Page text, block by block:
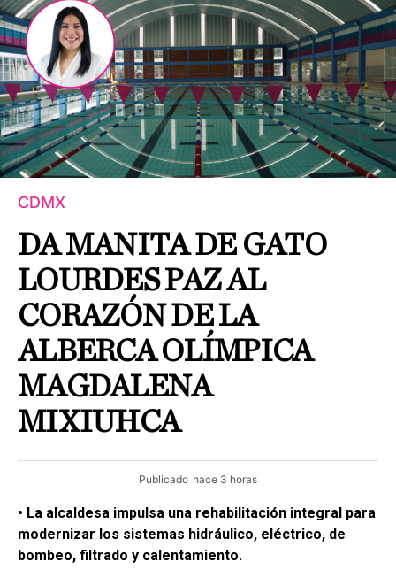
CDMX
DA MANITA DE GATO
LOURDES PAZ AL
CORAZÓN DE LA
ALBERCA OLÍMPICA
MAGDALENA
MIXIUHCA
Publicado hace 3 horas
• La alcaldesa impulsa una rehabilitación integral para
modernizar los sistemas hidráulico, eléctrico, de
bombeo, filtrado y calentamiento.